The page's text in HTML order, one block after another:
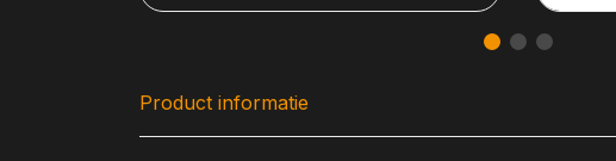
Product informatie